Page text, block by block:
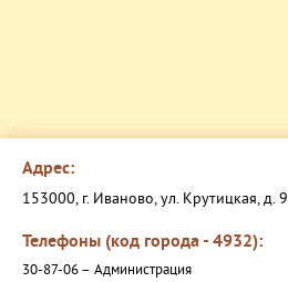
Адрес:
153000, г. Иваново, ул. Крутицкая, д. 9
Телефоны (код города - 4932):
30-87-06 – Администрация